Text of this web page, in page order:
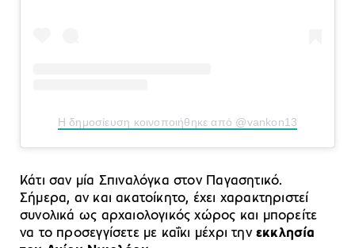
Η δημοσίευση κοινοποιήθηκε από @vankon13
Κάτι σαν μία Σπιναλόγκα στον Παγασητικό.
Σήμερα, αν και ακατοίκητο, έχει χαρακτηριστεί
συνολικά ως αρχαιολογικός χώρος και μπορείτε
να το προσεγγίσετε με καΐκι μέχρι τηνεκκλησία